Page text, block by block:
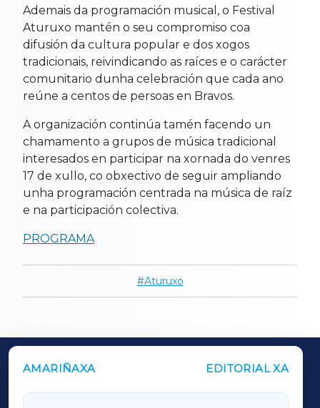
Ademais da programación musical, o Festival
Aturuxo mantén o seu compromiso coa
difusión da cultura popular e dos xogos
tradicionais, reivindicando as raíces e o carácter
comunitario dunha celebración que cada ano
reúne a centos de persoas en Bravos.
A organización continúa tamén facendo un
chamamento a grupos de música tradicional
interesados en participar na xornada do venres
17 de xullo, co obxectivo de seguir ampliando
unha programación centrada na música de raíz
e na participación colectiva.
PROGRAMA
Aturuxo
AMARIÑAXA EDITORIAL XA
OUTROS PERIÓDICOS